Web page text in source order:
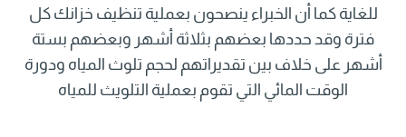
للغاية كما أن الخبراء ينصحون بعملية تنظيف خزانك كل
فترة وقد حددها بعضهم بثلاثة أشهر وبعضهم بستة
أشهر على خلاف بين تقديراتهم لحجم تلوث المياه ودورة
الوقت المائي التي تقوم بعملية التلويث للمياه